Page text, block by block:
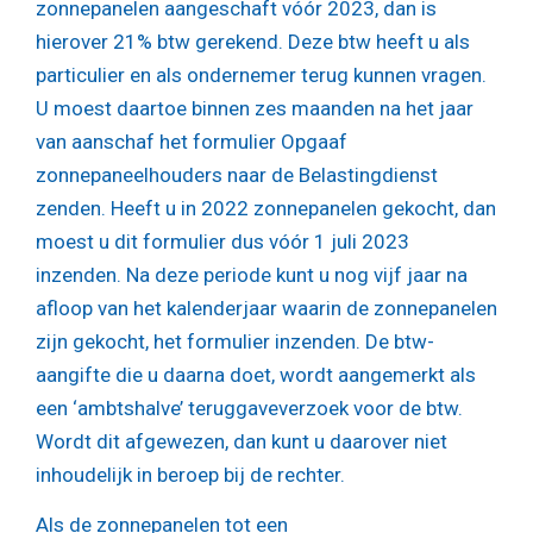
zonnepanelen aangeschaft vóór 2023, dan is
hierover 21% btw gerekend. Deze btw heeft u als
particulier en als ondernemer terug kunnen vragen.
U moest daartoe binnen zes maanden na het jaar
van aanschaf het formulier Opgaaf
zonnepaneelhouders naar de Belastingdienst
zenden. Heeft u in 2022 zonnepanelen gekocht, dan
moest u dit formulier dus vóór 1 juli 2023
inzenden. Na deze periode kunt u nog vijf jaar na
afloop van het kalenderjaar waarin de zonnepanelen
zijn gekocht, het formulier inzenden. De btw-
aangifte die u daarna doet, wordt aangemerkt als
een ‘ambtshalve’ teruggaveverzoek voor de btw.
Wordt dit afgewezen, dan kunt u daarover niet
inhoudelijk in beroep bij de rechter.
Als de zonnepanelen tot een